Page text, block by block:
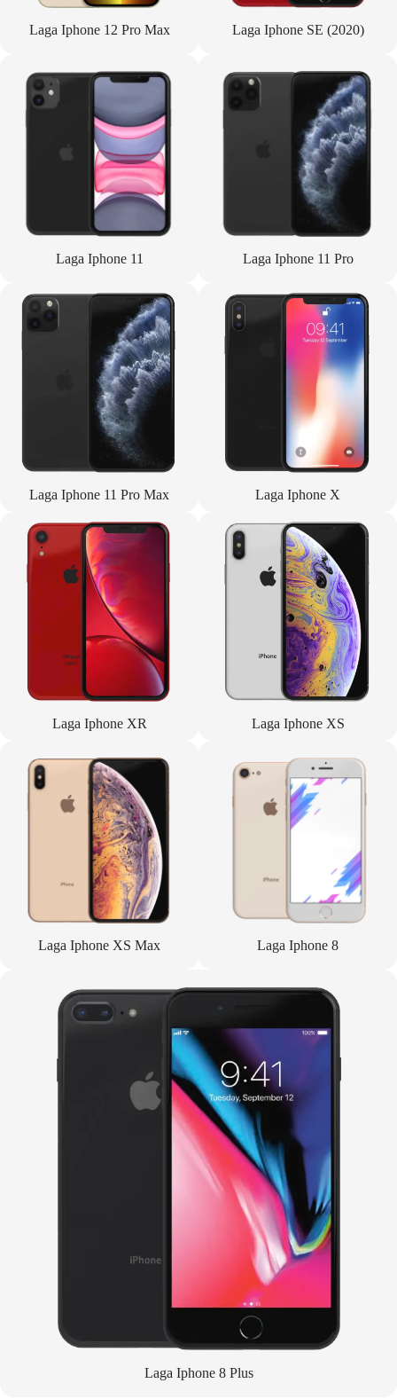
Laga Iphone 12 Pro Max Laga Iphone SE (2020)
Laga Iphone 11 Laga Iphone 11 Pro
Laga Iphone 11 Pro Max Laga Iphone X
Laga Iphone XR Laga Iphone XS
Laga Iphone XS Max Laga Iphone 8
Laga Iphone 8 Plus